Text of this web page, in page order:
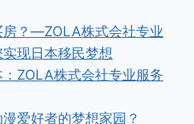
房？—ZOLA株式会社专业
现日本移民梦想
ZOLA株式会社专业服务
爱好者的梦想家园？